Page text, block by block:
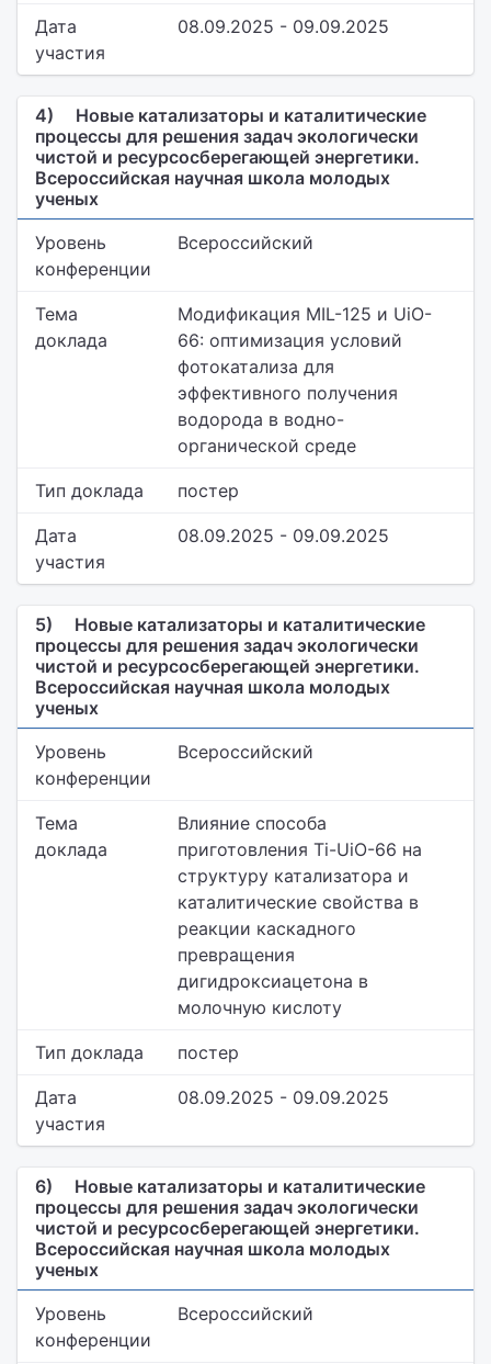
Дата
участия
08.09.2025 - 09.09.2025
4)
Новые катализаторы и каталитические
процессы для решения задач экологически
чистой и ресурсосберегающей энергетики.
Всероссийская научная школа молодых
ученых
Уровень
конференции
Всероссийский
Тема
доклада
Модификация MIL-125 и UiO-
66: оптимизация условий
фотокатализа для
эффективного получения
водорода в водно-
органической среде
Тип доклада постер
Дата
участия
08.09.2025 - 09.09.2025
5)
Новые катализаторы и каталитические
процессы для решения задач экологически
чистой и ресурсосберегающей энергетики.
Всероссийская научная школа молодых
ученых
Уровень
конференции
Всероссийский
Тема
доклада
Влияние способа
приготовления Ti-UiO-66 на
структуру катализатора и
каталитические свойства в
реакции каскадного
превращения
дигидроксиацетона в
молочную кислоту
Тип доклада постер
Дата
участия
08.09.2025 - 09.09.2025
6)
Новые катализаторы и каталитические
процессы для решения задач экологически
чистой и ресурсосберегающей энергетики.
Всероссийская научная школа молодых
ученых
Уровень
конференции
Всероссийский